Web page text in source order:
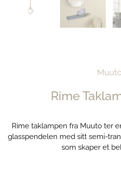
Rime
Rime taklampen fra Muuto ter
glasspendelen med sitt semi-
som skaper et